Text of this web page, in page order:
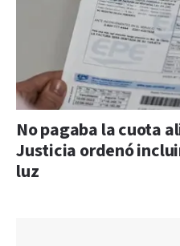
No pagaba la cuota
Justicia ordenó
luz